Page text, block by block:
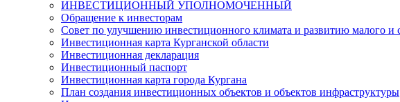
ИНВЕСТИЦИОННЫЙ УПОЛНОМОЧЕННЫЙ
Обращение к инвесторам
Совет по улучшению инвестиционного климата и развитию малого и
Инвестиционная карта Курганской области
Инвестиционная декларация
Инвестиционный паспорт
Инвестиционная карта города Кургана
План создания инвестиционных объектов и объектов инфраструктуры